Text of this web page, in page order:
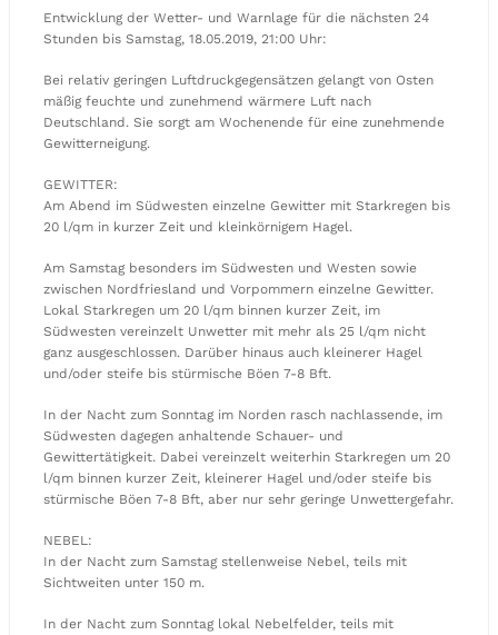
Entwicklung der Wetter- und Warnlage für die nächsten 24
Stunden bis Samstag, 18.05.2019, 21:00 Uhr:
Bei relativ geringen Luftdruckgegensätzen gelangt von Osten
mäßig feuchte und zunehmend wärmere Luft nach
Deutschland. Sie sorgt am Wochenende für eine zunehmende
Gewitterneigung.
GEWITTER:
Am Abend im Südwesten einzelne Gewitter mit Starkregen bis
20 l/qm in kurzer Zeit und kleinkörnigem Hagel.
Am Samstag besonders im Südwesten und Westen sowie
zwischen Nordfriesland und Vorpommern einzelne Gewitter.
Lokal Starkregen um 20 l/qm binnen kurzer Zeit, im
Südwesten vereinzelt Unwetter mit mehr als 25 l/qm nicht
ganz ausgeschlossen. Darüber hinaus auch kleinerer Hagel
und/oder steife bis stürmische Böen 7-8 Bft.
In der Nacht zum Sonntag im Norden rasch nachlassende, im
Südwesten dagegen anhaltende Schauer- und
Gewittertätigkeit. Dabei vereinzelt weiterhin Starkregen um 20
l/qm binnen kurzer Zeit, kleinerer Hagel und/oder steife bis
stürmische Böen 7-8 Bft, aber nur sehr geringe Unwettergefahr.
NEBEL:
In der Nacht zum Samstag stellenweise Nebel, teils mit
Sichtweiten unter 150 m.
In der Nacht zum Sonntag lokal Nebelfelder, teils mit